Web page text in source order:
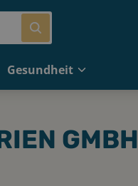
Gesundheit
GMBH